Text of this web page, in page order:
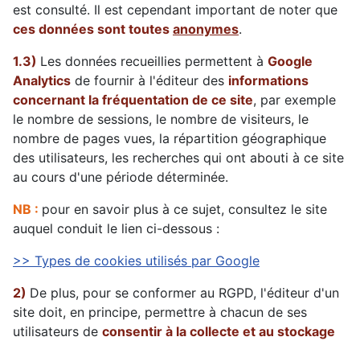
est consulté. Il est cependant important de noter que
ces données sont toutes anonymes.
1.3) Les données recueillies permettent à Google
Analytics de fournir à l'éditeur des informations
concernant la fréquentation de ce site, par exemple
le nombre de sessions, le nombre de visiteurs, le
nombre de pages vues, la répartition géographique
des utilisateurs, les recherches qui ont abouti à ce site
au cours d'une période déterminée.
NB : pour en savoir plus à ce sujet, consultez le site
auquel conduit le lien ci-dessous :
>> Types de cookies utilisés par Google
2) De plus, pour se conformer au RGPD, l'éditeur d'un
site doit, en principe, permettre à chacun de ses
utilisateurs de consentir à la collecte et au stockage